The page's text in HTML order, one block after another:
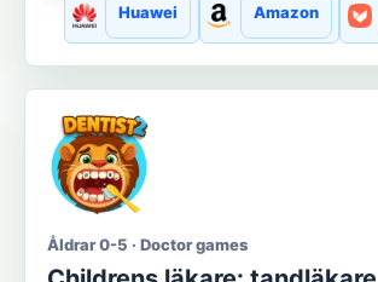
Huawei Amazon
Åldrar 0-5 · Doctor games